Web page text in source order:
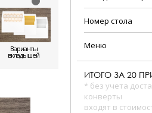
Варианты
вкладышей
Номер стола
Меню
ИТОГО ЗА 20
* без учета
конверты
входят в